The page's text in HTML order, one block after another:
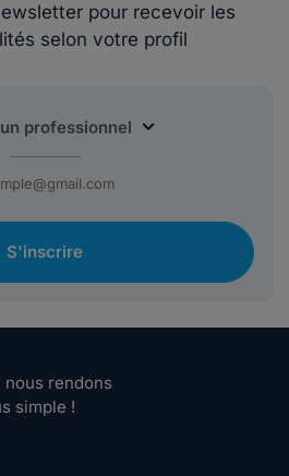
pour recevoir les
selon votre profil
S'inscrire
rendons
simple !